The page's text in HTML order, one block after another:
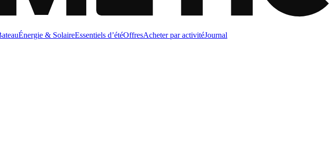
Énergie & SolaireEssentiels d’étéOffresAcheter par activitéJournal